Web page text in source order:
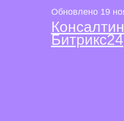
Обновлено 19
Битрикс24